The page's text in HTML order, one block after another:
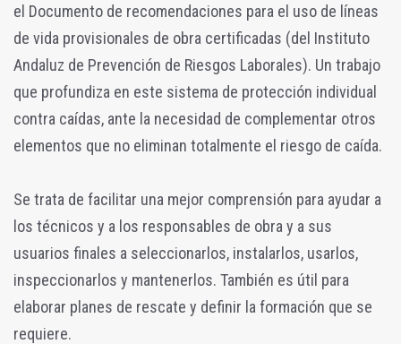
el Documento de recomendaciones para el uso de líneas
de vida provisionales de obra certificadas (del Instituto
Andaluz de Prevención de Riesgos Laborales). Un trabajo
que profundiza en este sistema de protección individual
contra caídas, ante la necesidad de complementar otros
elementos que no eliminan totalmente el riesgo de caída.
Se trata de facilitar una mejor comprensión para ayudar a
los técnicos y a los responsables de obra y a sus
usuarios finales a seleccionarlos, instalarlos, usarlos,
inspeccionarlos y mantenerlos. También es útil para
elaborar planes de rescate y definir la formación que se
requiere.